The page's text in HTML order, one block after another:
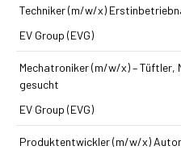
Techniker (m/w/x)
EV Group (EVG)
Mechatroniker (m/w/x) – Tüftler,
gesucht
EV Group (EVG)
Produkt­entwickler (m/w/x)